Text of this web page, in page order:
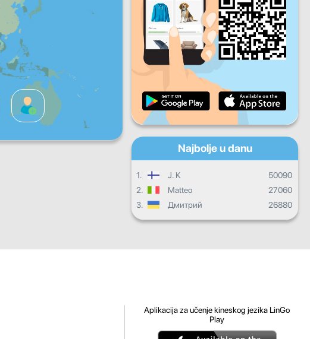
Dnevni progres
Mjesečni progres
Ukupni progres
Najbolje u danu
1. J. K
50090
2.
Matteo
27060
3.
Дмитрий 26880
Aplikacija za učenje kineskog jezika LinGo
Play